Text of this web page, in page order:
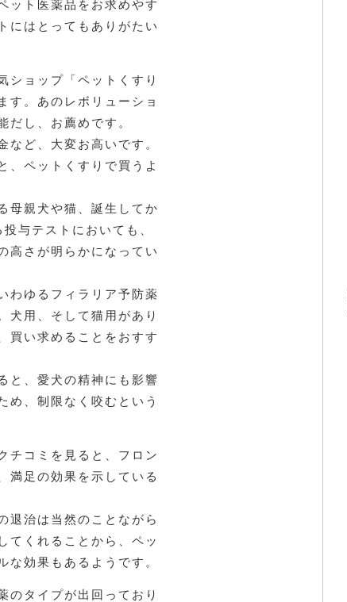
ット医薬品をお求めやす
にはとってもありがたい
ショップ「ペットくすり
す。あのレボリューショ
だし、お薦めです。
など、大変お高いです。
、ペットくすりで買うよ
母親犬や猫、誕生してか
与テストにおいても、
高さが明らかになってい
わゆるフィラリア予防薬
犬用、そして猫用があり
買い求めることをおすす
と、愛犬の精神にも影響
め、制限なく咬むという
チコミを見ると、フロン
満足の効果を示している
退治は当然のことながら
てくれることから、ペッ
な効果もあるようです。
のタイプが出回っており